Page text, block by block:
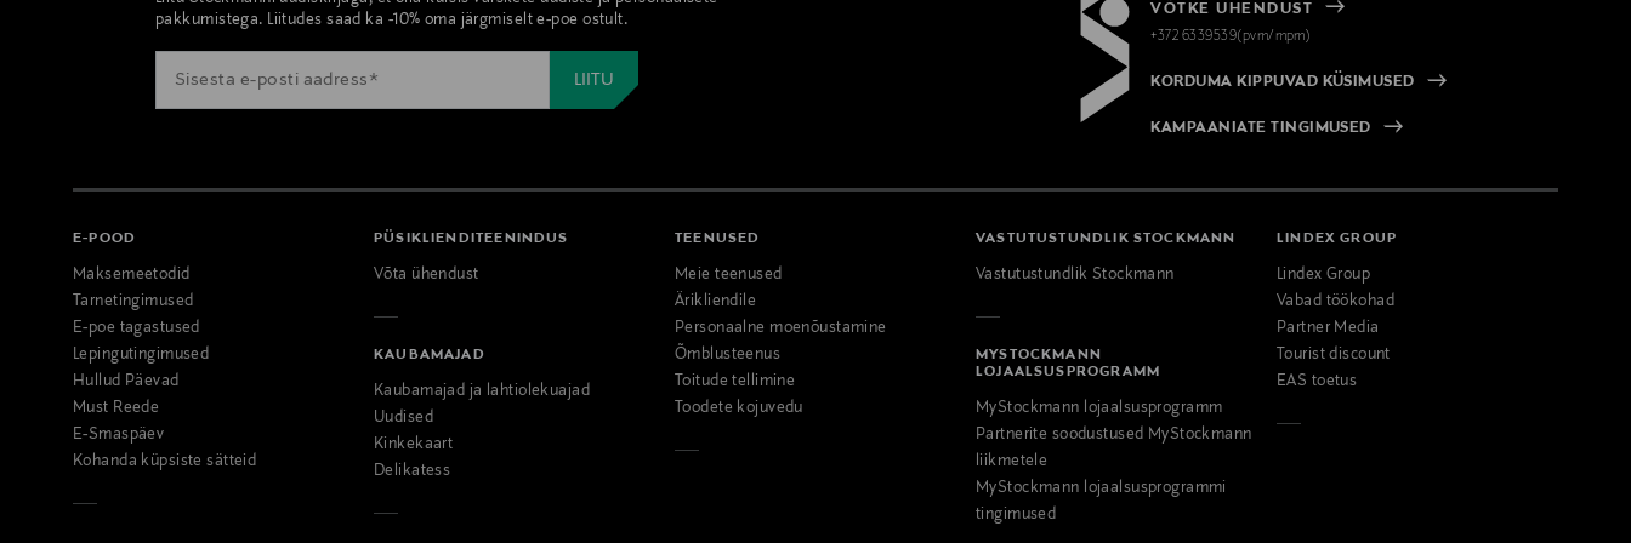
pakkumistega. Liitudes saad ka -10% oma järgmiselt e-poe ostult.
VÕTKE ÜHENDUST
+372 6339539(pvm/mpm)
KORDUMA KIPPUVAD KÜSIMUSED
KAMPAANIATE TINGIMUSED
E-POOD
Maksemeetodid
Tarnetingimused
E-poe tagastused
Lepingutingimused
Hullud Päevad
Must Reede
E-Smaspäev
Kohanda küpsiste sätteid
PÜSIKLIENDITEENINDUS
Võta ühendust
KAUBAMAJAD
Kaubamajad ja lahtiolekuajad
Uudised
Kinkekaart
Delikatess
TEENUSED
Meie teenused
Ärikliendile
Personaalne moenõustamine
Õmblusteenus
Toitude tellimine
Toodete kojuvedu
VASTUTUSTUNDLIK STOCKMANN
Vastutustundlik Stockmann
MYSTOCKMANN
LOJAALSUSPROGRAMM
MyStockmann lojaalsusprogramm
Partnerite soodustused MyStockmann
liikmetele
MyStockmann lojaalsusprogrammi
tingimused
LINDEX GROUP
Lindex Group
Vabad töökohad
Partner Media
Tourist discount
EAS toetus